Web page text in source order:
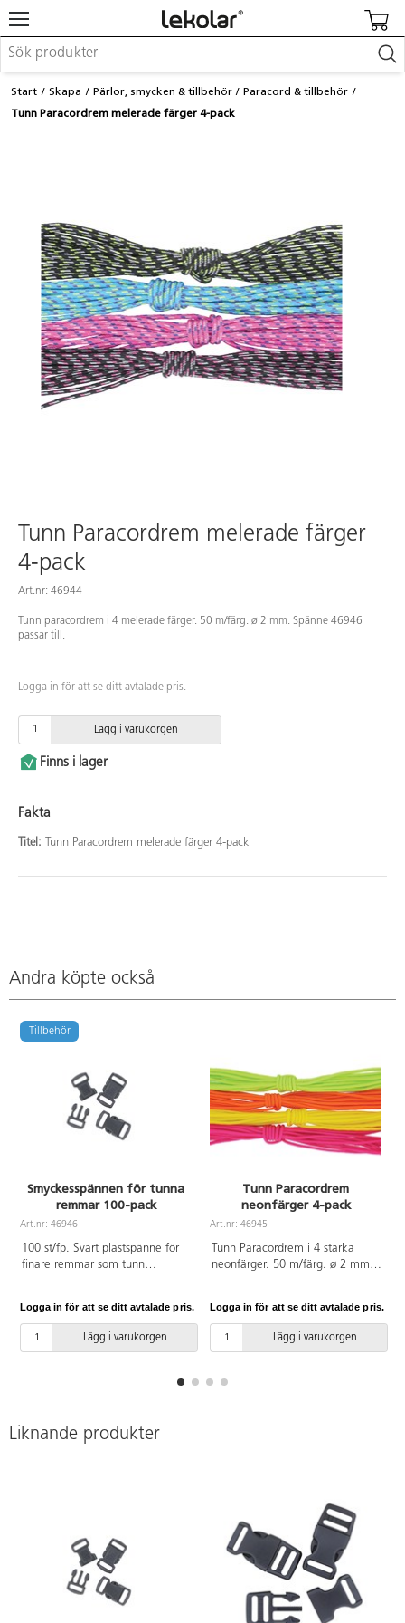
Möbler & inredning
Lekplatsutrustning & utemiljö
Logga in / Registrera dig
Hitta din säljare
Kontakta Lekolar
Start Skapa Pärlor, smycken & tillbehör
Paracord & tillbehör
Tunn Paracordrem melerade färger 4-pack
Tunn Paracordrem melerade färger
4-pack
Art.nr: 46944
Tunn paracordrem i 4 melerade färger. 50 m/färg. ø 2 mm. Spänne 46946
passar till.
Logga in för att se ditt avtalade pris.
Lägg i varukorgen
Finns i lager
Fakta
Titel: Tunn Paracordrem melerade färger 4-pack
Andra köpte också
Tillbehör
Smyckesspännen för tunna
remmar 100-pack
Art.nr: 46946
100 st/fp. Svart plastspänne för
finare remmar som tunn
Av POM.
Logga in för att se ditt avtalade pris.
Lägg i varukorgen
Tunn Paracordrem
neonfärger 4-pack
Art.nr: 46945
Tunn Paracordrem i 4 starka
neonfärger. 50 m/färg. ø 2 mm.
Logga in för att se ditt avtalade pris.
Lägg i varukorgen
Liknande produkter